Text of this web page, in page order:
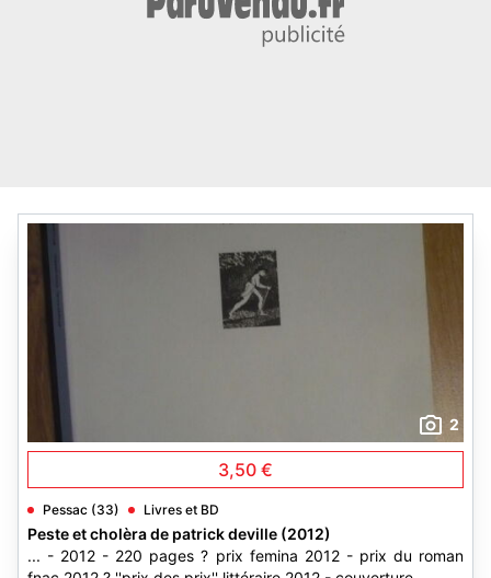
2
3,50 €
Pessac (33) Livres et BD
Peste et cholèra de patrick deville (2012)
... - 2012 - 220 pages ? prix femina 2012 - prix du roman